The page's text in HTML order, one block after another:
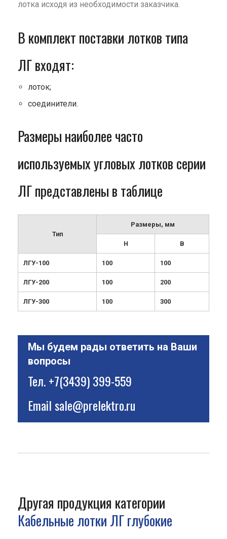
лотка исходя из необходимости заказчика.
В комплект поставки лотков типа
ЛГ входят:
лоток;
соединители.
Размеры наиболее часто
используемых угловых лотков серии
ЛГ представлены в таблице
Тип
Размеры, мм
H В
ЛГУ-100 100 100
ЛГУ-200 100 200
ЛГУ-300 100 300
Мы будем рады ответить на Ваши
вопросы
Тел.+7(3439) 399-559
Emailsale@prelektro.ru
Другая продукция категории
Кабельные лотки ЛГ глубокие